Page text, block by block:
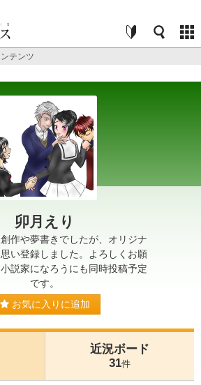
テンツ
卯月えり
作や夢書きでしたが、オリジナ
い登録しました。よろしくお願
説家になろうにも同時投稿予定
です。
お気に入りに追加
近況ボード
31件